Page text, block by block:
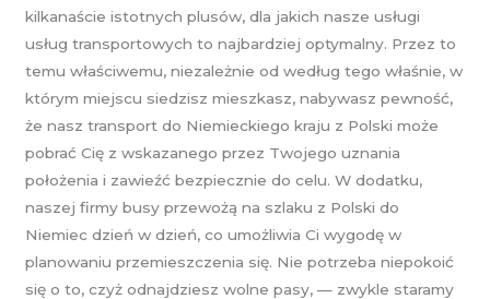
kilkanaście istotnych plusów, dla jakich nasze usługi
usług transportowych to najbardziej optymalny. Przez to
temu właściwemu, niezależnie od według tego właśnie, w
którym miejscu siedzisz mieszkasz, nabywasz pewność,
że nasz transport do Niemieckiego kraju z Polski może
pobrać Cię z wskazanego przez Twojego uznania
położenia i zawieźć bezpiecznie do celu. W dodatku,
naszej firmy busy przewożą na szlaku z Polski do
Niemiec dzień w dzień, co umożliwia Ci wygodę w
planowaniu przemieszczenia się. Nie potrzeba niepokoić
się o to, czyż odnajdziesz wolne pasy, — zwykle staramy